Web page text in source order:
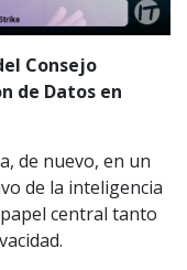
Consejo
de Datos en
de nuevo, en un
de la inteligencia
central tanto